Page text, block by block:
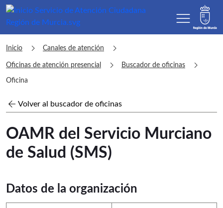
sac Oficina menu
Inicio chevron_right Canales de atención chevron_right
Oficinas de atención presencial chevron_right Buscador de oficinas chevron_right
Oficina
arrow_back Volver al buscador de oficinas
OAMR del Servicio Murciano
de Salud (SMS)
Datos de la organización